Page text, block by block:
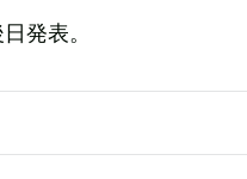
発表。